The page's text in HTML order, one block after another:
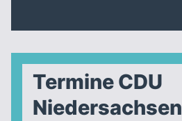
Termine CDU
Niedersachsen